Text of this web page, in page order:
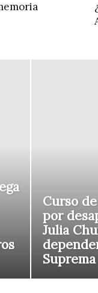
Curso
por
Julia
Suprema